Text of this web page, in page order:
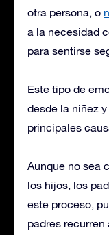
otra persona, o
a la necesidad
para sentirse
Este tipo de
desde la niñez
principales
Aunque no sea
los hijos, los
este proceso,
padres